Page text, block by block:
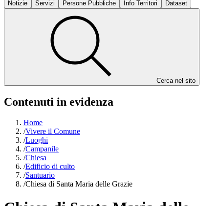
Notizie
Servizi Persone Pubbliche Info Territori Dataset
Cerca nel sito
Contenuti in evidenza
Home
/Vivere il Comune
/Luoghi
/Campanile
/Chiesa
/Edificio di culto
/Santuario
/Chiesa di Santa Maria delle Grazie